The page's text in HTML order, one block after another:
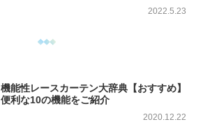
2022.5.23
機能性レースカーテン大辞典【おすすめ】
便利な10の機能をご紹介
2020.12.22